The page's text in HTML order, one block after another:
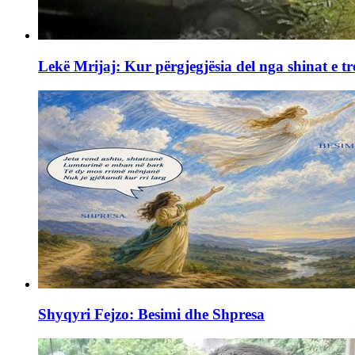
Lekë Mrijaj: Kur përgjegjësia del nga shinat e
Shyqyri Fejzo: Besimi dhe Shpresa